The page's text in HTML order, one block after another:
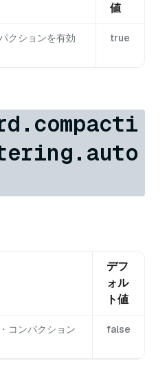
値
クションを有効
true
デフ
ォル
ト値
コンパクション
false